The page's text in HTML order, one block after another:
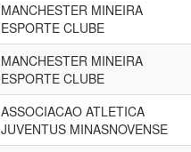
MANCHESTER MINEIRA
ESPORTE CLUBE
MANCHESTER MINEIRA
ESPORTE CLUBE
ASSOCIACAO ATLETICA
JUVENTUS MINASNOVENSE